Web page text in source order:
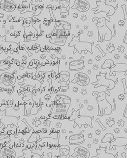
مزیت های استفاده
مدفوع خواری سگ و
فیلم های آموزشی گربه
چیدمان خانه های
آموزش زبان بدن گربه
کوتاه کردن ناخن گربه –
کوتاه کردن ناخن گربه –
نکاتی درباره جمل
مقالات گربه
صفر تا صد نگهداری
مسواک زدن دندان